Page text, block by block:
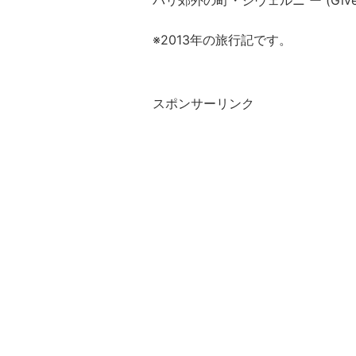
※2013年の旅行記です。
スポンサーリンク